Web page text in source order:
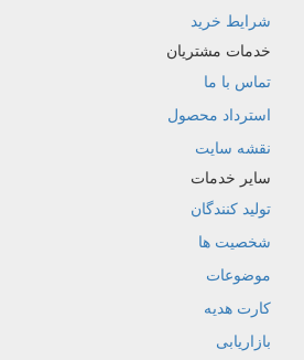
شرایط خرید
خدمات مشتریان
تماس با ما
استرداد محصول
نقشه سایت
سایر خدمات
تولید کنندگان
شخصیت ها
موضوعات
کارت هدیه
بازاریابی